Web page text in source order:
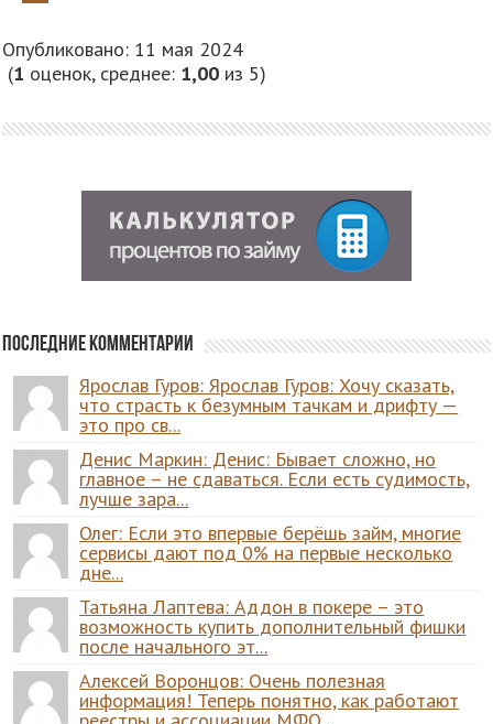
Опубликовано: 11 мая 2024
(1 оценок, среднее: 1,00 из 5)
Последние комментарии
Ярослав Гуров: Ярослав Гуров: Хочу сказать,
что страсть к безумным тачкам и дрифту —
это про св...
Денис Маркин: Денис: Бывает сложно, но
главное – не сдаваться. Если есть судимость,
лучше зара...
Олег: Если это впервые берёшь займ, многие
сервисы дают под 0% на первые несколько
дне...
Татьяна Лаптева: Аддон в покере – это
возможность купить дополнительный фишки
после начального эт...
Алексей Воронцов: Очень полезная
информация! Теперь понятно, как работают